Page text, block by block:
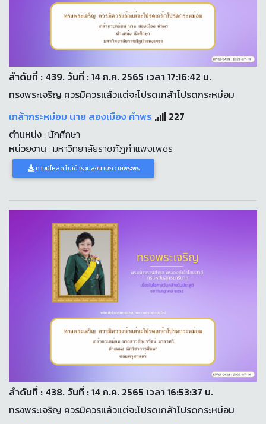
ลำดับที่ : 439. วันที่ : 14 ก.ค. 2565 เวลา 17:16:42 น.
ทรงพระเจริญ ควรมิควรแล้วแต่จะโปรดเกล้าโปรดกระหม่อม
เกล้ากระหม่อม นาย สองเมือง คำพร
227
ตำแหน่ง: นักศึกษา
หน่วยงาน : มหาวิทยาลัยราชภัฏกำแพงเพชร
ดาวน์โหลด ใบเข้าร่วมลงนามถวายพระพร
ลำดับที่ : 438. วันที่ : 14 ก.ค. 2565 เวลา 16:53:37 น.
ทรงพระเจริญ ควรมิควรแล้วแต่จะโปรดเกล้าโปรดกระหม่อม